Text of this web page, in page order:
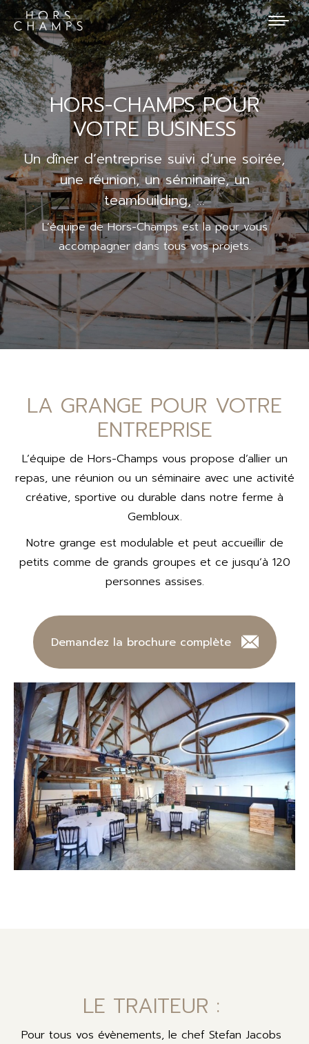
HORS-CHAMPS POUR
VOTRE BUSINESS
Un dîner d’entreprise suivi d’une soirée,
une réunion, un séminaire, un
teambuilding, …
L’équipe de Hors-Champs est la pour vous
accompagner dans tous vos projets.
LA GRANGE POUR VOTRE
ENTREPRISE
L’équipe de Hors-Champs vous propose d’allier un
repas, une réunion ou un séminaire avec une activité
créative, sportive ou durable dans notre ferme à
Gembloux.
Notre grange est modulable et peut accueillir de
petits comme de grands groupes et ce jusqu’à 120
personnes assises.
Demandez la brochure complète
LE TRAITEUR :
Pour tous vos évènements, le chef Stefan Jacobs